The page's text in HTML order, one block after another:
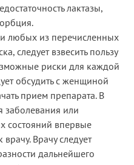
лактазы,
любых из перечисленных
следует взвесить пользу
риски для каждой
обсудить с женщиной
прием препарата. В
заболевания или
состояний впервые
Врачу следует
дальнейшего